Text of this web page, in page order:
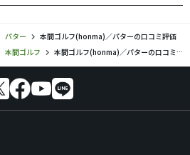
パター
本間ゴルフ(honma)／パターの口コミ評価
本間ゴルフ 本間ゴルフ(honma)／パターの口コミ評価